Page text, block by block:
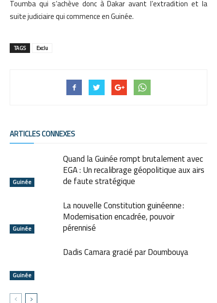
Toumba qui s’achève donc à Dakar avant l’extradition et la
suite judiciaire qui commence en Guinée.
TAGS Exclu
ARTICLES CONNEXES
Guinée
Quand la Guinée rompt brutalement avec
EGA : Un recalibrage géopolitique aux airs
de faute stratégique
Guinée
La nouvelle Constitution guinéenne :
Modernisation encadrée, pouvoir
pérennisé
Guinée
Dadis Camara gracié par Doumbouya